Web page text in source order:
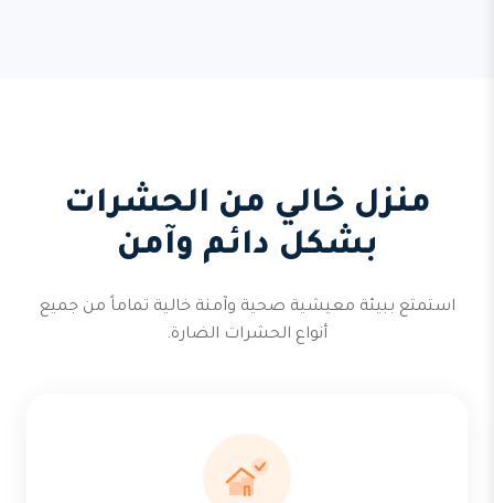
منزل خالي من الحشرات
بشكل دائم وآمن
استمتع ببيئة معيشية صحية وآمنة خالية تماماً من جميع
أنواع الحشرات الضارة.